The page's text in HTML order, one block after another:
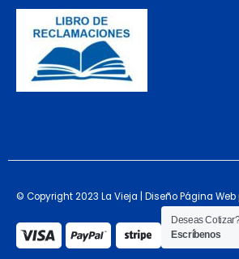
© Copyright 2023 La Vieja | Diseño Página Web
Deseas
Escríbenos